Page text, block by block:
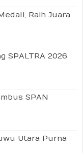
Raih Juara
SPALTRA 2026
SPAN
Utara Purna